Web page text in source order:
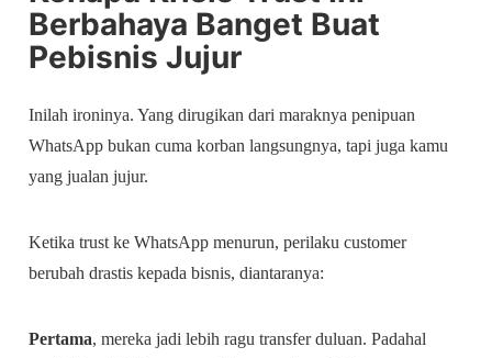
Berbahaya Banget Buat
Pebisnis Jujur
Inilah ironinya. Yang dirugikan dari maraknya penipuan
WhatsApp bukan cuma korban langsungnya, tapi juga kamu
yang jualan jujur.
Ketika trust ke WhatsApp menurun, perilaku customer
berubah drastis kepada bisnis, diantaranya:
Pertama, mereka jadi lebih ragu transfer duluan. Padahal